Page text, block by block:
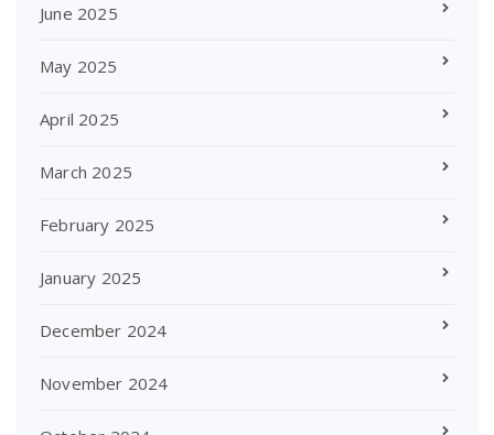
June 2025
May 2025
April 2025
March 2025
February 2025
January 2025
December 2024
November 2024